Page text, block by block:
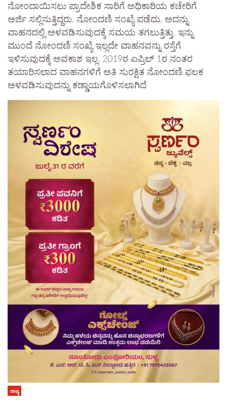
ನೋಂದಾಯಿಸಲು ಪ್ರಾದೇಶಿಕ ಸಾರಿಗೆ ಅಧಿಕಾರಿಯ ಕಚೇರಿಗೆ
ಅರ್ಜಿ ಸಲ್ಲಿಸುತ್ತಿದ್ದರು. ನೋಂದಣಿ ಸಂಖ್ಯೆ ಪಡೆದು, ಅದನ್ನು
ವಾಹನದಲ್ಲಿ ಅಳವಡಿಸುವುದಕ್ಕೆ ಸಮಯ ತಗಲುತ್ತಿತ್ತು. ಇನ್ನು
ಮುಂದೆ ನೋಂದಣಿ ಸಂಖ್ಯೆ ಇಲ್ಲದೇ ವಾಹನವನ್ನು ರಸ್ತೆಗೆ
ಇಳಿಸುವುದಕ್ಕೆ ಅವಕಾಶ ಇಲ್ಲ. 2019ರ ಏಪ್ರಿಲ್ 1ರ ನಂತರ
ತಯಾರಿಸಲಾದ ವಾಹನಗಳಿಗೆ ಅತಿ ಸುರಕ್ಷಿತ ನೋಂದಣಿ ಫಲಕ
ಅಳವಡಿಸುವುದನ್ನು ಕಡ್ಡಾಯಗೊಳಿಸಲಾಗಿದೆ
ರಾಜ್ಯ